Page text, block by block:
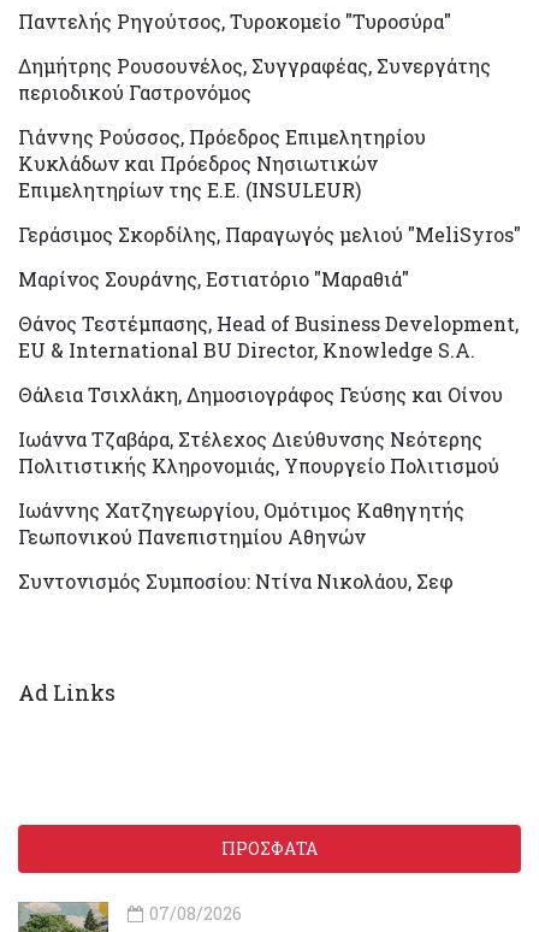
Παντελής Ρηγούτσος, Τυροκομείο "Τυροσύρα"
Δημήτρης Ρουσουνέλος, Συγγραφέας, Συνεργάτης
περιοδικού Γαστρονόμος
Γιάννης Ρούσσος, Πρόεδρος Επιμελητηρίου
Κυκλάδων και Πρόεδρος Νησιωτικών
Επιμελητηρίων της Ε.Ε. (INSULEUR)
Γεράσιμος Σκορδίλης, Παραγωγός μελιού "MeliSyros"
Μαρίνος Σουράνης, Εστιατόριο "Μαραθιά"
Θάνος Τεστέμπασης, Head of Business Development,
EU & International BU Director, Knowledge S.A.
Θάλεια Τσιχλάκη, Δημοσιογράφος Γεύσης και Οίνου
Ιωάννα Τζαβάρα, Στέλεχος Διεύθυνσης Νεότερης
Πολιτιστικής Κληρονομιάς, Υπουργείο Πολιτισμού
Ιωάννης Χατζηγεωργίου, Ομότιμος Καθηγητής
Γεωπονικού Πανεπιστημίου Αθηνών
Συντονισμός Συμποσίου: Ντίνα Νικολάου, Σεφ
Ad Links
ΠΡΟΣΦΑΤΑ
07/08/2026